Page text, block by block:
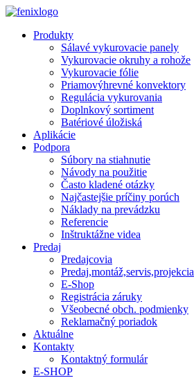
Skip to main content
Produkty
Sálavé vykurovacie panely
Vykurovacie okruhy a rohože
Vykurovacie fólie
Priamovýhrevné konvektory
Regulácia vykurovania
Doplnkový sortiment
Batériové úložiská
Aplikácie
Podpora
Súbory na stiahnutie
Návody na použitie
Často kladené otázky
Najčastejšie príčiny porúch
Náklady na prevádzku
Referencie
Inštruktážne videa
Predaj
Predajcovia
Predaj,montáž,servis,projekcia
E-Shop
Registrácia záruky
Všeobecné obch. podmienky
Reklamačný poriadok
Aktuálne
Kontakty
Kontaktný formulár
E-SHOP